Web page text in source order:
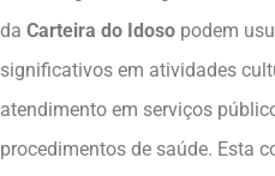
da Carteira do Idoso podem
significativos em atividades
atendimento em serviços
procedimentos de saúde. Esta